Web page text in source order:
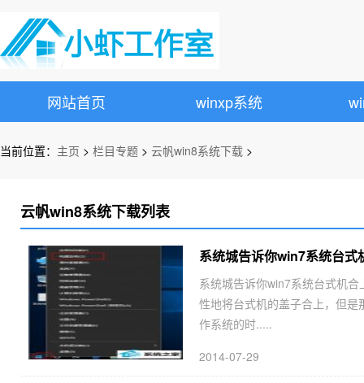
网站首页 winxp系统
当前位置： 主页 > 栏目专题 > 云帆win8系统下载 >
云帆win8系统下载列表
系统城告诉你win7系统台式
系统城告诉你win7系统台式机
性地将台式机的盖子合上，但
作系统的时.....
2014-07-29